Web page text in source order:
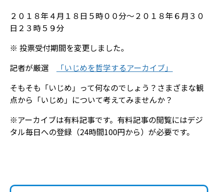
２０１８年４月１８日５時００分～２０１８年６月３０
日２３時５９分
※ 投票受付期間を変更しました。
記者が厳選
「いじめを哲学するアーカイブ」
そもそも「いじめ」って何なのでしょう？さまざまな観
点から「いじめ」について考えてみませんか？
※アーカイブは有料記事です。有料記事の閲覧にはデジ
タル毎日への登録（24時間100円から）が必要です。